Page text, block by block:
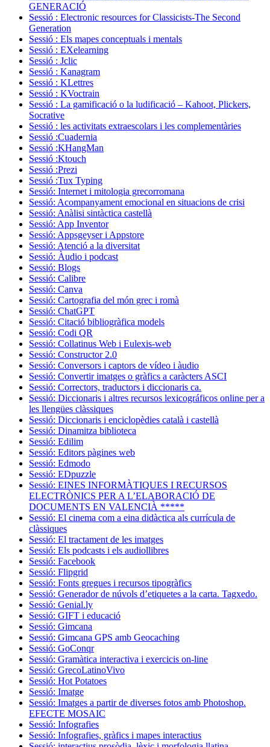
GENERACIÓ
Sessió : Electronic resources for Classicists-The Second
Generation
Sessió : Els mapes conceptuals i mentals
Sessió : EXelearning
Sessió : Jclic
Sessió : Kanagram
Sessió : KLettres
Sessió : KVoctrain
Sessió : La gamificació o la ludificació – Kahoot, Plickers,
Socrative
Sessió : les activitats extraescolars i les complementàries
Sessió :Cuadernia
Sessió :KHangMan
Sessió :Ktouch
Sessió :Prezi
Sessió :Tux Typing
Sessió: Internet i mitologia grecorromana
Sessió: Acompanyament emocional en situacions de crisi
Sessió: Anàlisi sintàctica castellà
Sessió: App Inventor
Sessió: Appsgeyser i Appstore
Sessió: Atenció a la diversitat
Sessió: Àudio i podcast
Sessió: Blogs
Sessió: Calibre
Sessió: Canva
Sessió: Cartografia del món grec i romà
Sessió: ChatGPT
Sessió: Citació bibliogràfica models
Sessió: Codi QR
Sessió: Collatinus Web i Eulexis-web
Sessió: Constructor 2.0
Sessió: Conversors i captors de vídeo i àudio
Sessió: Convertir imatges o gràfics a caràcters ASCI
Sessió: Correctors, traductors i diccionaris ca.
Sessió: Diccionaris i altres recursos lexicográficos online per a
les llengües clàssiques
Sessió: Diccionaris i enciclopèdies català i castellà
Sessió: Dinamitza biblioteca
Sessió: Edilim
Sessió: Editors pàgines web
Sessió: Edmodo
Sessió: EDpuzzle
Sessió: EINES INFORMÀTIQUES I RECURSOS
ELECTRÒNICS PER A L’ELABORACIÓ DE
DOCUMENTS EN VALENCIÀ *****
Sessió: El cinema com a eina didàctica als currícula de
clàssiques
Sessió: El tractament de les imatges
Sessió: Els podcasts i els audiollibres
Sessió: Facebook
Sessió: Flipgrid
Sessió: Fonts gregues i recursos tipogràfics
Sessió: Generador de núvols d’etiquetes a la carta. Tagxedo.
Sessió: Genial.ly
Sessió: GIFT i educació
Sessió: Gimcana
Sessió: Gimcana GPS amb Geocaching
Sessió: GoConqr
Sessió: Gramàtica interactiva i exercicis on-line
Sessió: GrecoLatinoVivo
Sessió: Hot Potatoes
Sessió: Imatge
Sessió: Imatges a partir de diverses fotos amb Photoshop.
EFECTE MOSAIC
Sessió: Infografies
Sessió: Infografies, gràfics i mapes interactius